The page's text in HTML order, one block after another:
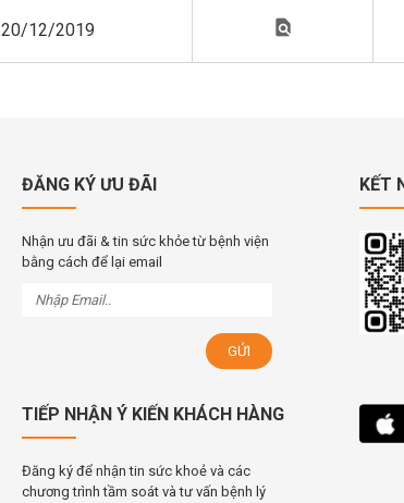
20/12/2019 find_in_page
ĐĂNG KÝ ƯU ĐÃI
Nhận ưu đãi & tin sức khỏe từ bệnh viện
bằng cách để lại email
TIẾP NHẬN Ý KIẾN KHÁCH HÀNG
Đăng ký để nhận tin sức khoẻ và các
chương trình tầm soát và tư vấn bệnh lý
KẾT